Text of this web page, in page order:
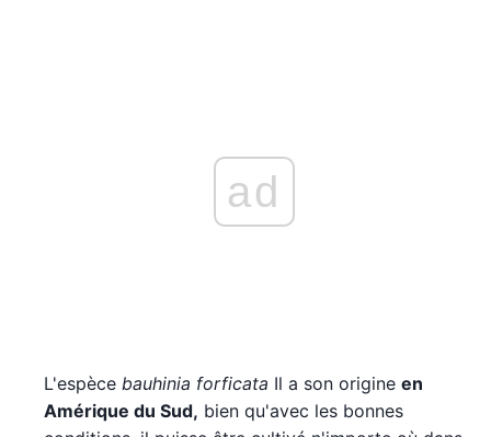
ad
L'espèce bauhinia forficata Il a son origine en
Amérique du Sud, bien qu'avec les bonnes